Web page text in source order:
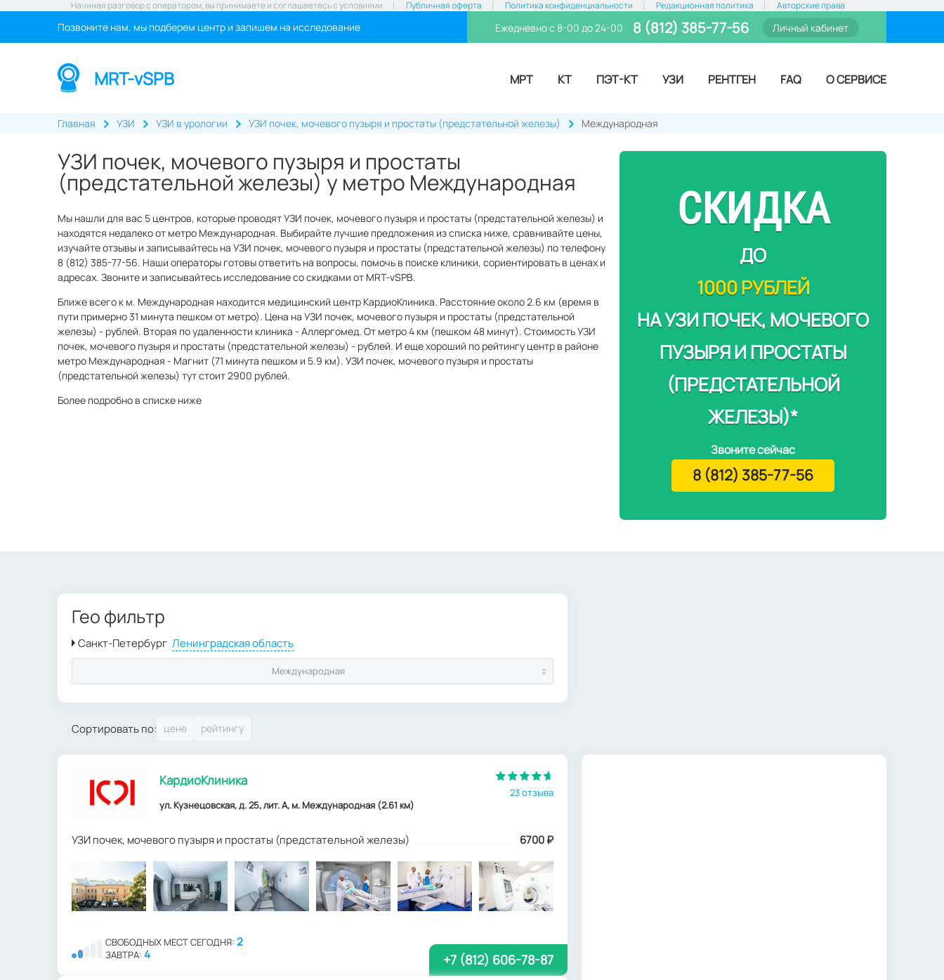
Начиная разговор с оператором, вы принимаете и соглашаетесь с условиями Публичная оферта Политика конфиденциальности Редакционная политика Авторские права
Позвоните нам, мы подберем центр и запишем на исследование Ежедневно с 8-00 до 24-00 8 (812) 385-77-56 Личный кабинет
MRT-vSPB МРТ КТ ПЭТ-КТ УЗИ РЕНТГЕН FAQ О СЕРВИСЕ
Главная УЗИ УЗИ в урологии УЗИ почек, мочевого пузыря и простаты (предстательной железы) Международная
УЗИ почек, мочевого пузыря и простаты
(предстательной железы) у метро Международная
Мы нашли для вас 5 центров, которые проводят УЗИ почек, мочевого пузыря и простаты (предстательной железы) и
находятся недалеко от метро Международная. Выбирайте лучшие предложения из списка ниже, сравнивайте цены,
изучайте отзывы и записывайтесь на УЗИ почек, мочевого пузыря и простаты (предстательной железы) по телефону
8 (812) 385-77-56. Наши операторы готовы ответить на вопросы, помочь в поиске клиники, сориентировать в ценах и
адресах. Звоните и записывайтесь исследование со скидками от MRT-vSPB.
Ближе всего к м. Международная находится медицинский центр КардиоКлиника. Расстояние около 2.6 км (время в
пути примерно 31 минута пешком от метро). Цена на УЗИ почек, мочевого пузыря и простаты (предстательной
железы) - рублей. Вторая по удаленности клиника - Аллергомед. От метро 4 км (пешком 48 минут). Стоимость УЗИ
почек, мочевого пузыря и простаты (предстательной железы) - рублей. И еще хороший по рейтингу центр в районе
метро Международная - Магнит (71 минута пешком и 5.9 км). УЗИ почек, мочевого пузыря и простаты
(предстательной железы) тут стоит 2900 рублей.
Более подробно в списке ниже
СКИДКА
ДО
1000 РУБЛЕЙ
НА УЗИ ПОЧЕК, МОЧЕВОГО
ПУЗЫРЯ И ПРОСТАТЫ
(ПРЕДСТАТЕЛЬНОЙ
ЖЕЛЕЗЫ)*
Звоните сейчас
8 (812) 385-77-56
Гео фильтр
Международная
Сортировать по:
КардиоКлиника
ул. Кузнецовская, д. 25, лит. А, м. Международная (2.61 км)
23 отзыва
УЗИ почек, мочевого пузыря и простаты (предстательной железы) 6700₽
СВОБОДНЫХ МЕСТ СЕГОДНЯ: 2
ЗАВТРА: 4 +7 (812) 606-78-87